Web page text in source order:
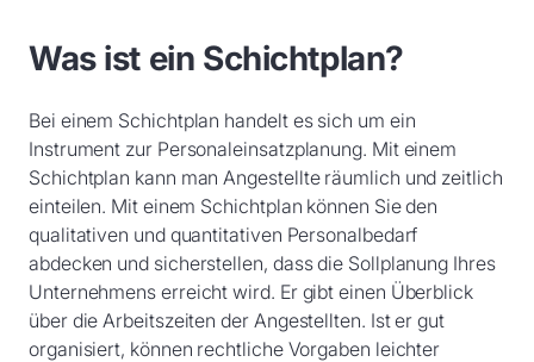
Was ist ein Schichtplan?
Bei einem Schichtplan handelt es sich um ein
Instrument zur Personaleinsatzplanung. Mit einem
Schichtplan kann man Angestellte räumlich und zeitlich
einteilen. Mit einem Schichtplan können Sie den
qualitativen und quantitativen Personalbedarf
abdecken und sicherstellen, dass die Sollplanung Ihres
Unternehmens erreicht wird. Er gibt einen Überblick
über die Arbeitszeiten der Angestellten. Ist er gut
organisiert, können rechtliche Vorgaben leichter